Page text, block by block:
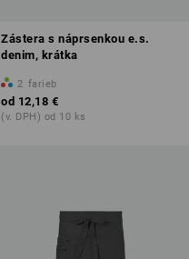
Zástera s náprsenkou e.s.
denim, krátka
2 farieb
od 12,18 €
(v. DPH) od 10 ks